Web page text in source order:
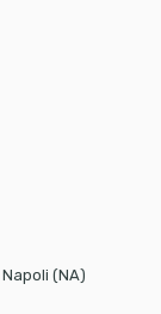
(NA)